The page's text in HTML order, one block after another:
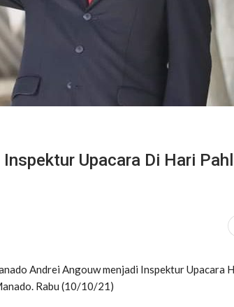
Upacara Di Hari
Andrei Angouw menjadi Inspektur Upacara
Rabu (10/10/21)